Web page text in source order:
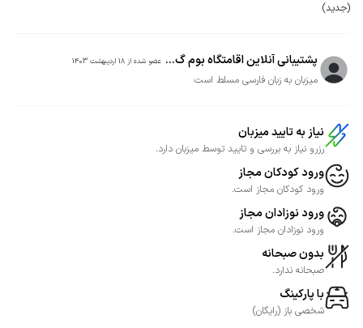
(جدید)
پشتیبانی آنلاین اقامتگاه بوم گ... عضو شده از 18 اردیبهشت 1403
میزبان به زبان فارسی مسلط است
نیاز به تایید میزبان
رزرو نیاز به بررسی و تایید توسط میزبان دارد.
ورود کودکان مجاز
ورود کودکان مجاز است.
ورود نوزادان مجاز
ورود نوزادان مجاز است.
بدون صبحانه
صبحانه ندارد.
با پارکینگ
شخصی باز (رایگان)